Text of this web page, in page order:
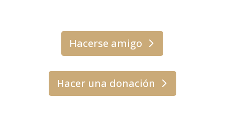
Hacerse amigo
Hacer una donación